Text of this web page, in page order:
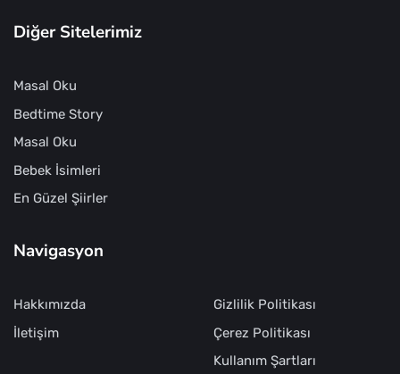
Diğer Sitelerimiz
Masal Oku
Bedtime Story
Masal Oku
Bebek İsimleri
En Güzel Şiirler
Navigasyon
Hakkımızda
İletişim
Gizlilik Politikası
Çerez Politikası
Kullanım Şartları